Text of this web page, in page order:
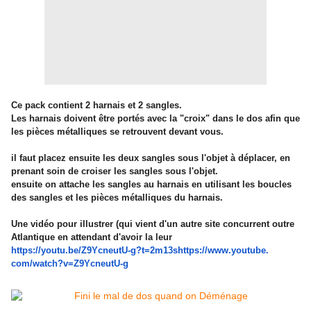
Ce pack contient 2 harnais et 2 sangles.
Les harnais doivent être portés avec la "croix" dans le dos afin que
les pièces métalliques se retrouvent devant vous.
il faut placez ensuite les deux sangles sous l'objet à déplacer, en
prenant soin de croiser les sangles sous l'objet.
ensuite on attache les sangles au harnais en utilisant les boucles
des sangles et les pièces métalliques du harnais.
Une vidéo pour illustrer (qui vient d'un autre site concurrent outre
Atlantique en attendant d'avoir la leur
https://youtu.be/Z9YcneutU-g?t=2m13shttps://www.youtube.
com/watch?v=Z9YcneutU-g